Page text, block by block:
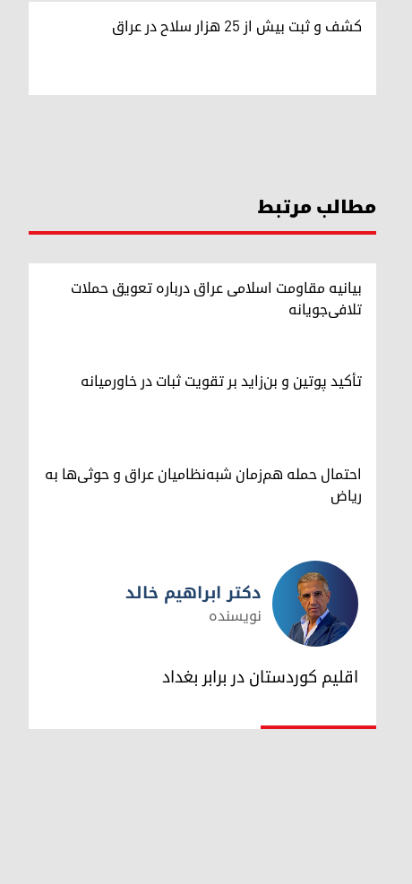
کشف و ثبت بیش از ۲۵ هزار سلاح در عراق
مطالب مرتبط
بیانیه مقاومت اسلامی عراق درباره تعویق حملات
تلافی‌جویانه
تأکید پوتین و بن‌زاید بر تقویت ثبات در خاورمیانه
احتمال حمله هم‌زمان شبه‌نظامیان عراق و حوثی‌ها به
ریاض
دکتر ابراهیم خالد
دکتر ابراهیم خالد
نویسنده
اقلیم کوردستان در برابر بغداد